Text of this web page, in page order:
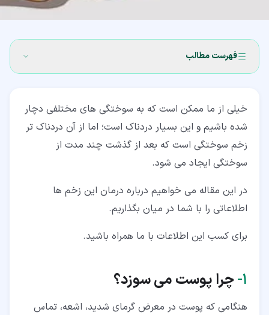
فهرست مطالب
۲‏- انواع زخم سوختگی
۳‏- شدت سوختگی
۳‏-‏۱‏- سوختگی درجه اول
۳‏-‏۲‏- سوختگی درجه دوم
۳‏-‏۳‏- سوختگی درجه سوم
۴‏- چه اتفاقی میفتد اگر زخم سوختگی به طور مناسب ترمیم
۵‏- گزینه های درمان برای زخم سوختگی
خیلی از ما ممکن است که به سوختگی های مختلفی دچار
شده باشیم و این بسیار دردناک است؛ اما از آن دردناک تر
زخم سوختگی است که بعد از گذشت چند مدت از
سوختگی ایجاد می شود.
در این مقاله می خواهیم درباره درمان این زخم ها
اطلاعاتی را با شما در میان بگذاریم.
برای کسب این اطلاعات با ما همراه باشید.
۱‏- چرا پوست می سوزد؟
هنگامی که پوست در معرض گرمای شدید، اشعه، تماس